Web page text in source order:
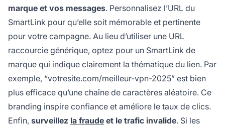
marque et vos messages. Personnalisez l’URL du
SmartLink pour qu’elle soit mémorable et pertinente
pour votre campagne. Au lieu d’utiliser une URL
raccourcie générique, optez pour un SmartLink de
marque qui indique clairement la thématique du lien. Par
exemple, “votresite.com/meilleur-vpn-2025” est bien
plus efficace qu’une chaîne de caractères aléatoire. Ce
branding inspire confiance et améliore le taux de clics.
Enfin, surveillez la fraude et le trafic invalide. Si les